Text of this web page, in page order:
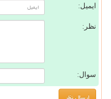
ایمیل:
نظر:
سوال: